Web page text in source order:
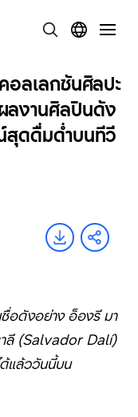
ลเลกชันศิลปะ
ลงานศิลปินดัง
สุดดื่มด่ำบนทีวี
อดังอย่าง อ็องรี มา
ลี (Salvador Dalí)
ด้แล้ววันนี้บน